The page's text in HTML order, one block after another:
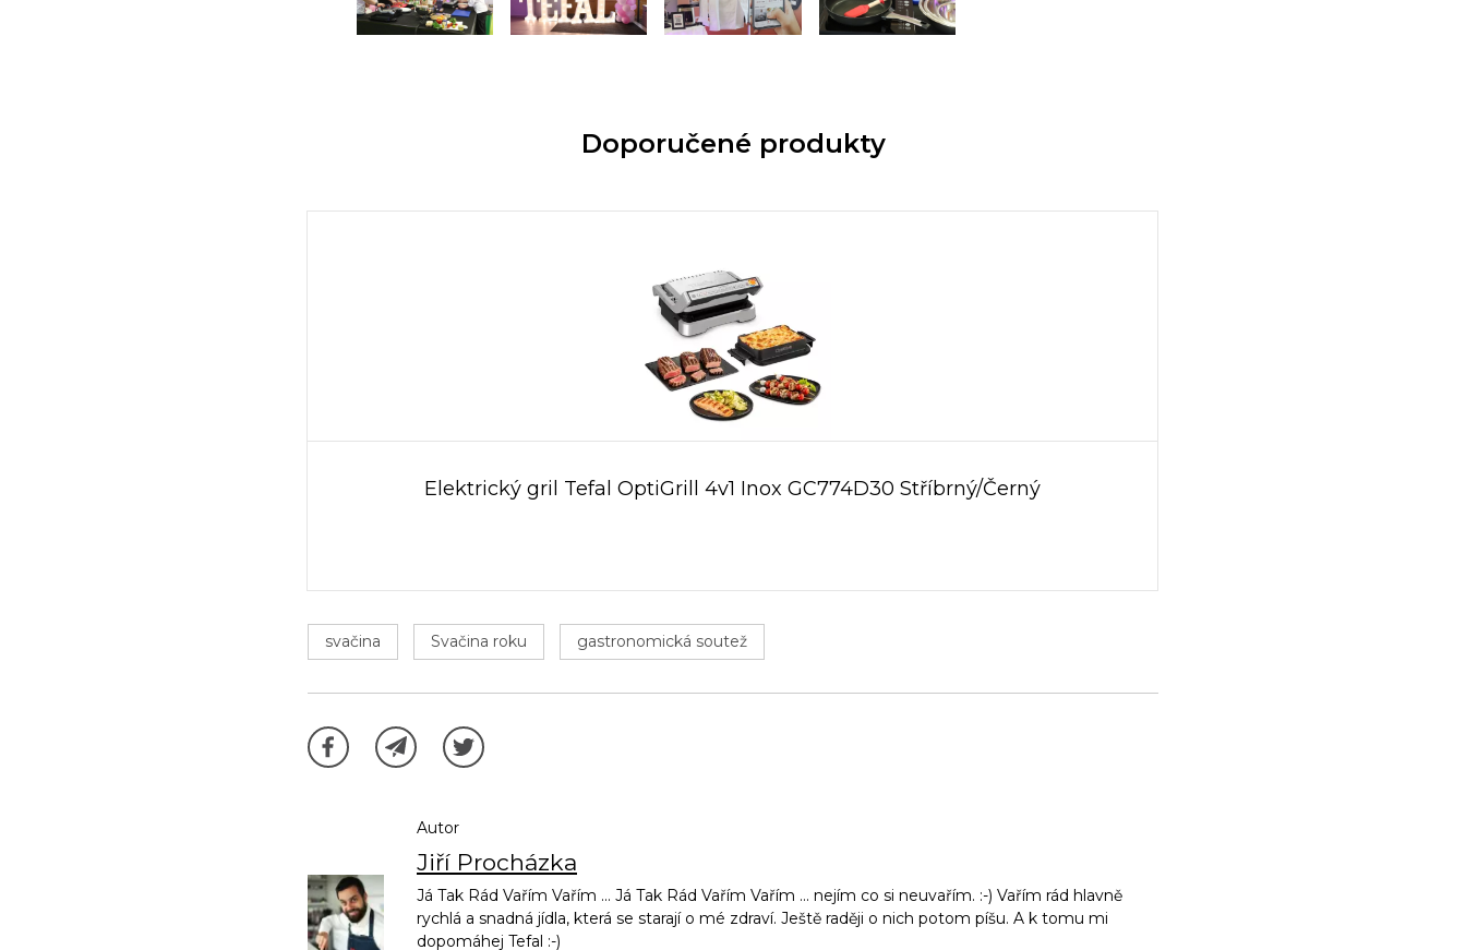
Doporučené produkty
Elektrický gril Tefal OptiGrill 4v1 Inox GC774D30 Stříbrný/Černý
svačina Svačina roku gastronomická soutež
Autor
Jiří Procházka
Já Tak Rád Vařím Vařím ... Já Tak Rád Vařím Vařím ... nejím co si neuvařím. :-) Vařím rád hlavně
rychlá a snadná jídla, která se starají o mé zdraví. Ještě raději o nich potom píšu. A k tomu mi
dopomáhej Tefal :-)